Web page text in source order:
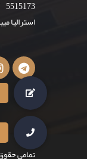
استرالیا
تمامی